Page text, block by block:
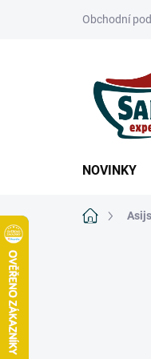
Obchodní
NOVINKY
Domů